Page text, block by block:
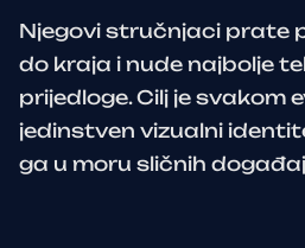
Njegovi stručnjaci prate
do kraja i nude najbolje
prijedloge. Cilj je svakom
jedinstven vizualni
ga u moru sličnih